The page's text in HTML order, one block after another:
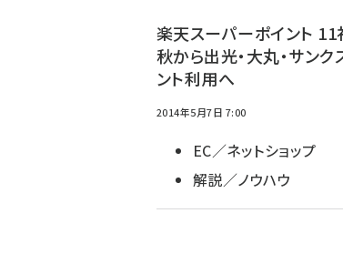
楽天スーパーポイント
秋から出光・大丸・サン
ント利用へ
2014年5月7日 7:00
EC／ネットショップ
解説／ノウハウ